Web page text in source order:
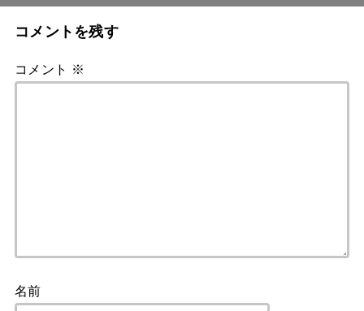
コメントを残す
コメント ※
名前